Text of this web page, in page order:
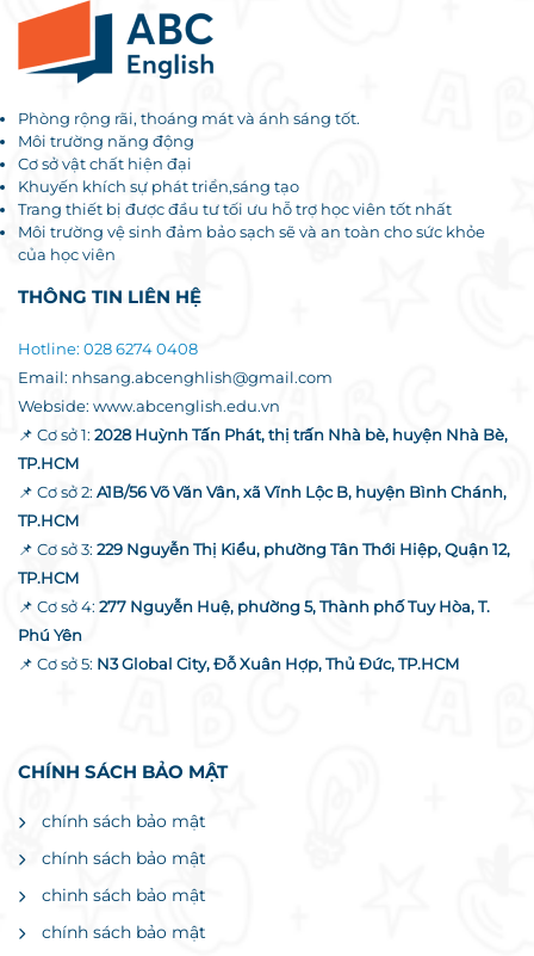
lựa chọn kĩ lưỡng giáo
trình kết hợp phương
pháp học tốt nhất để xây
dàng thích nghi cho các
bé.
Phòng rộng rãi, thoáng mát và ánh sáng tốt.
Môi trường năng động
Cơ sở vật chất hiện đại
Khuyến khích sự phát triển,sáng tạo
Trang thiết bị được đầu tư tối ưu hỗ trợ học viên tốt nhất
Môi trường vệ sinh đảm bảo sạch sẽ và an toàn cho sức khỏe
của học viên
THÔNG TIN LIÊN HỆ
Hotline: 028 6274 0408
Email: nhsang.abcenghlish@gmail.com
Webside: www.abcenglish.edu.vn
📌 Cơ sở 1: 2028 Huỳnh Tấn Phát, thị trấn Nhà bè, huyện Nhà Bè,
TP.HCM
📌 Cơ sở 2: A1B/56 Võ Văn Vân, xã Vĩnh Lộc B, huyện Bình Chánh,
TP.HCM
📌 Cơ sở 3: 229 Nguyễn Thị Kiểu, phường Tân Thới Hiệp, Quận 12,
TP.HCM
📌 Cơ sở 4: 277 Nguyễn Huệ, phường 5, Thành phố Tuy Hòa, T.
Phú Yên
📌 Cơ sở 5: N3 Global City, Đỗ Xuân Hợp, Thủ Đức, TP.HCM
CHÍNH SÁCH BẢO MẬT
chính sách bảo mật
chính sách bảo mật
chinh sách bảo mật
chính sách bảo mật